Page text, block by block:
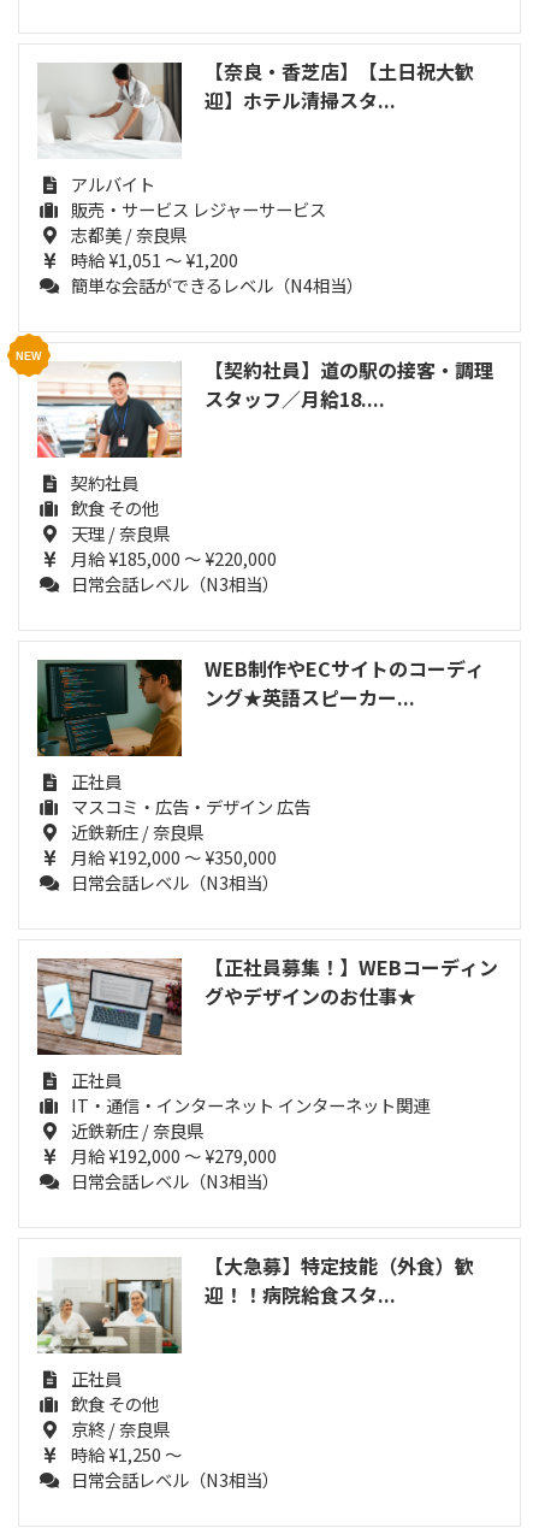
【奈良・香芝店】【土日祝大歓
迎】ホテル清掃スタ...
アルバイト
販売・サービス レジャーサービス
志都美 / 奈良県
時給 ¥1,051 ～ ¥1,200
簡単な会話ができるレベル（N4相当）
【契約社員】道の駅の接客・調理
スタッフ／月給18....
契約社員
飲食 その他
天理 / 奈良県
月給 ¥185,000 ～ ¥220,000
日常会話レベル（N3相当）
WEB制作やECサイトのコーディ
ング★英語スピーカー...
正社員
マスコミ・広告・デザイン 広告
近鉄新庄 / 奈良県
月給 ¥192,000 ～ ¥350,000
日常会話レベル（N3相当）
【正社員募集！】WEBコーディン
グやデザインのお仕事★
正社員
IT・通信・インターネット インターネット関連
近鉄新庄 / 奈良県
月給 ¥192,000 ～ ¥279,000
日常会話レベル（N3相当）
【大急募】特定技能（外食）歓
迎！！病院給食スタ...
正社員
飲食 その他
京終 / 奈良県
時給 ¥1,250 ～
日常会話レベル（N3相当）